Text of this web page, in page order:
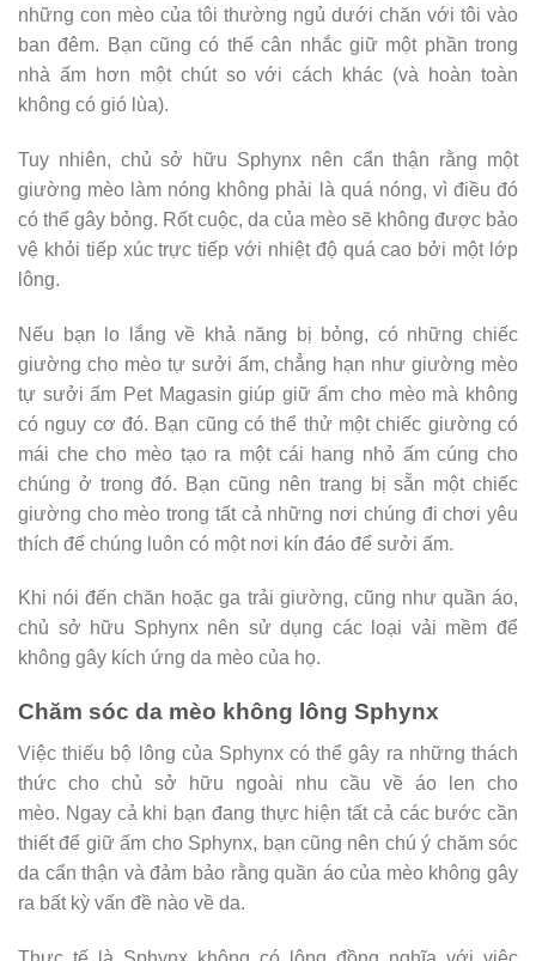
những con mèo của tôi thường ngủ dưới chăn với tôi vào
ban đêm. Bạn cũng có thể cân nhắc giữ một phần trong
nhà ấm hơn một chút so với cách khác (và hoàn toàn
không có gió lùa).
Tuy nhiên, chủ sở hữu Sphynx nên cẩn thận rằng một
giường mèo làm nóng không phải là quá nóng, vì điều đó
có thể gây bỏng. Rốt cuộc, da của mèo sẽ không được bảo
vệ khỏi tiếp xúc trực tiếp với nhiệt độ quá cao bởi một lớp
lông.
Nếu bạn lo lắng về khả năng bị bỏng, có những chiếc
giường cho mèo tự sưởi ấm, chẳng hạn như giường mèo
tự sưởi ấm Pet Magasin giúp giữ ấm cho mèo mà không
có nguy cơ đó. Bạn cũng có thể thử một chiếc giường có
mái che cho mèo tạo ra một cái hang nhỏ ấm cúng cho
chúng ở trong đó. Bạn cũng nên trang bị sẵn một chiếc
giường cho mèo trong tất cả những nơi chúng đi chơi yêu
thích để chúng luôn có một nơi kín đáo để sưởi ấm.
Khi nói đến chăn hoặc ga trải giường, cũng như quần áo,
chủ sở hữu Sphynx nên sử dụng các loại vải mềm để
không gây kích ứng da mèo của họ.
Chăm sóc da mèo không lông Sphynx
Việc thiếu bộ lông của Sphynx có thể gây ra những thách
thức cho chủ sở hữu ngoài nhu cầu về áo len cho
mèo. Ngay cả khi bạn đang thực hiện tất cả các bước cần
thiết để giữ ấm cho Sphynx, bạn cũng nên chú ý chăm sóc
da cẩn thận và đảm bảo rằng quần áo của mèo không gây
ra bất kỳ vấn đề nào về da.